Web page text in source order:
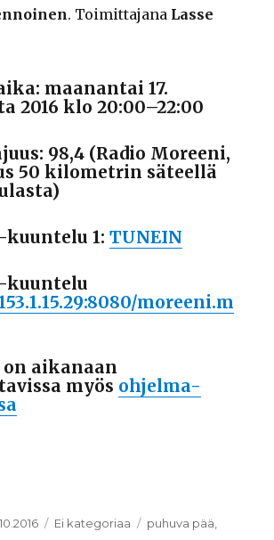
. Toimittajana Lasse
maanantai 17.
2016 klo 20:00–22:00
98,4 (Radio Moreeni,
50 kilometrin säteellä
1:TUNEIN
moreeni.m
on aikanaan
myös ohjelma-
Kategoriat
Ei kategoriaa Avainsanat
puhuva pää